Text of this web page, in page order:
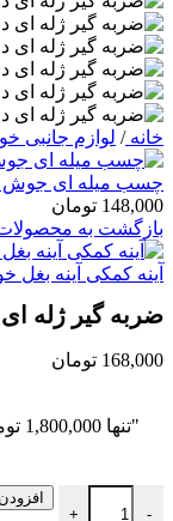
خانه/ لوازم جانبی
چسب میله ای جوش
148,000 تومان
بازگشت به
آینه کمکی آینه بغل
ضربه گیر ژله
168,000 تومان
"تنها 1,800,000
-
ضربه گیر ژله ای
+